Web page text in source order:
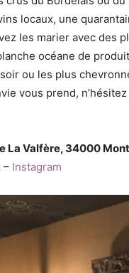
locaux, une
les marier avec des
océane de
ou les plus
vous prend,
La Valfère, 34000
– Instagram